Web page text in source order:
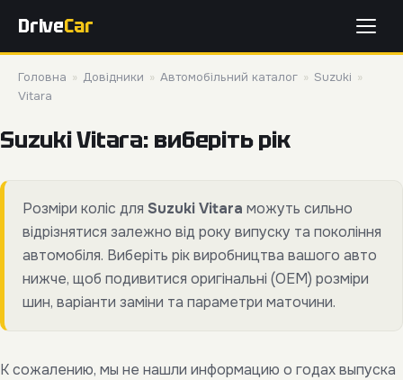
DriveCar
Головна » Довідники » Автомобільний каталог » Suzuki »
Vitara
Suzuki Vitara: виберіть рік
Розміри коліс для Suzuki Vitara можуть сильно
відрізнятися залежно від року випуску та покоління
автомобіля. Виберіть рік виробництва вашого авто
нижче, щоб подивитися оригінальні (OEM) розміри
шин, варіанти заміни та параметри маточини.
К сожалению, мы не нашли информацию о годах выпуска